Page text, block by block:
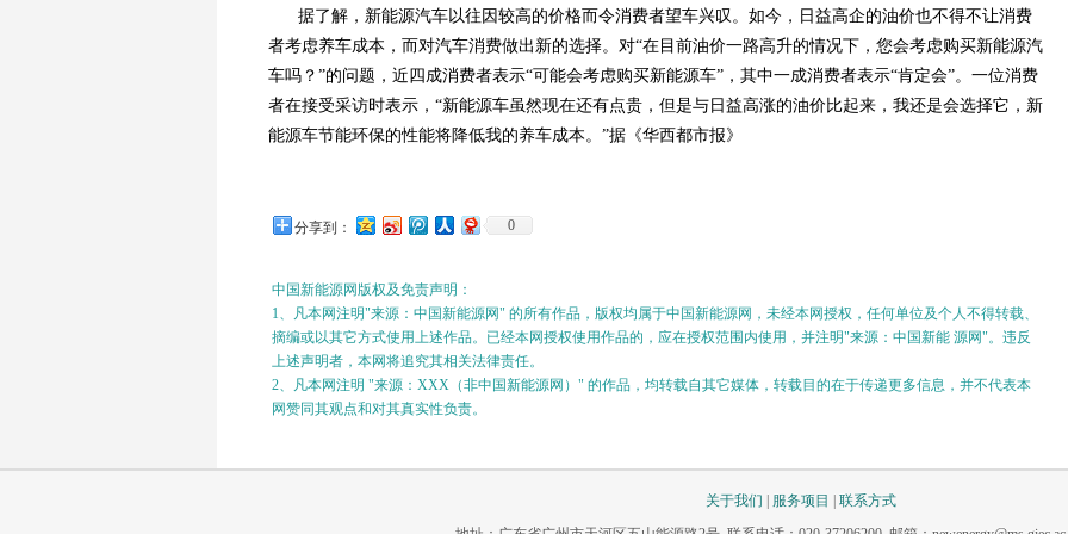
据了解，新能源汽车以往因较高的价格而令消费者望车兴叹。如今，日益高企的油价也不得不让消费
者考虑养车成本，而对汽车消费做出新的选择。对“在目前油价一路高升的情况下，您会考虑购买新能源汽
车吗？”的问题，近四成消费者表示“可能会考虑购买新能源车”，其中一成消费者表示“肯定会”。一位消费
者在接受采访时表示，“新能源车虽然现在还有点贵，但是与日益高涨的油价比起来，我还是会选择它，新
能源车节能环保的性能将降低我的养车成本。”据《华西都市报》
分享到： 0
中国新能源网版权及免责声明：
1、凡本网注明"来源：中国新能源网" 的所有作品，版权均属于中国新能源网，未经本网授权，任何单位及个人不得转载、
摘编或以其它方式使用上述作品。已经本网授权使用作品的，应在授权范围内使用，并注明"来源：中国新能 源网"。违反
上述声明者，本网将追究其相关法律责任。
2、凡本网注明 "来源：XXX（非中国新能源网）" 的作品，均转载自其它媒体，转载目的在于传递更多信息，并不代表本
网赞同其观点和对其真实性负责。
关于我们 服务项目
联系方式